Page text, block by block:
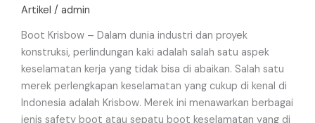
Artikel / admin
Boot Krisbow – Dalam dunia industri dan proyek
konstruksi, perlindungan kaki adalah salah satu aspek
keselamatan kerja yang tidak bisa di abaikan. Salah satu
merek perlengkapan keselamatan yang cukup di kenal di
Indonesia adalah Krisbow. Merek ini menawarkan berbagai
jenis safety boot atau sepatu boot keselamatan yang di